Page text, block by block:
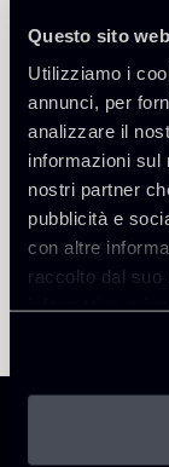
Questo sito
Utilizziamo i
annunci, per
analizzare il
informazioni sul
nostri partner
pubblicità e
con altre
raccolto dal suo
informativa